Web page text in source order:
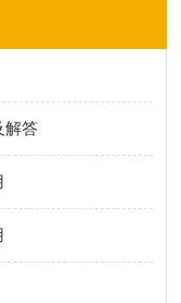
解答